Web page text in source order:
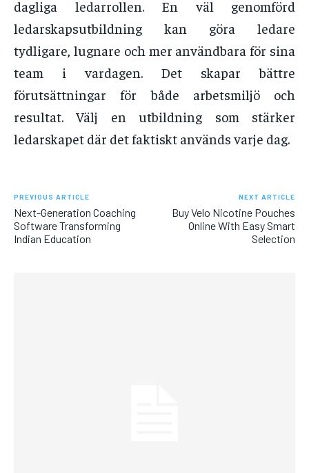
dagliga ledarrollen. En väl genomförd
ledarskapsutbildning kan göra ledare
tydligare, lugnare och mer användbara för sina
team i vardagen. Det skapar bättre
förutsättningar för både arbetsmiljö och
resultat. Välj en utbildning som stärker
ledarskapet där det faktiskt används varje dag.
PREVIOUS ARTICLE
Next-Generation Coaching
Software Transforming
Indian Education
NEXT ARTICLE
Buy Velo Nicotine Pouches
Online With Easy Smart
Selection